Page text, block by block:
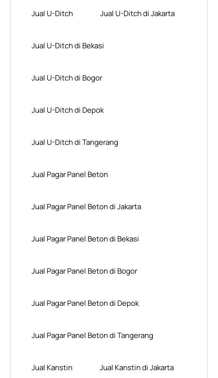
Jual U-Ditch Jual U-Ditch di Jakarta
Jual U-Ditch di Bekasi
Jual U-Ditch di Bogor
Jual U-Ditch di Depok
Jual U-Ditch di Tangerang
Jual Pagar Panel Beton
Jual Pagar Panel Beton di Jakarta
Jual Pagar Panel Beton di Bekasi
Jual Pagar Panel Beton di Bogor
Jual Pagar Panel Beton di Depok
Jual Pagar Panel Beton di Tangerang
Jual Kanstin Jual Kanstin di Jakarta